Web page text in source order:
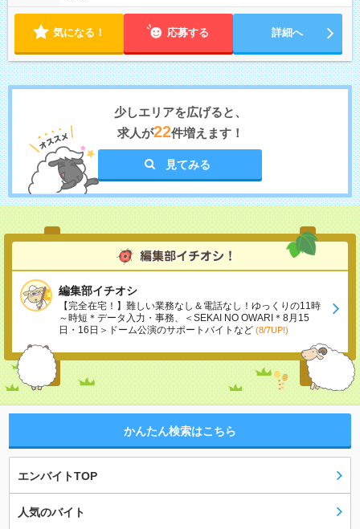
気になる！ 応募する 詳細へ
少しエリアを広げると、
求人が22件増えます！
見てみる
編集部イチオシ
【完全在宅！】難しい業務なし＆電話なし！ゆっくりの11時
～時短＊データ入力・事務、＜SEKAI NO OWARI＊8月15
日・16日＞ドーム公演のサポートバイトなど (8/7UP!)
かんたん検索はこちら
エンバイトTOP
人気のバイト